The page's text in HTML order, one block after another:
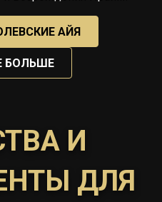
АЙЯ
БОЛЬШЕ
И
ДЛЯ